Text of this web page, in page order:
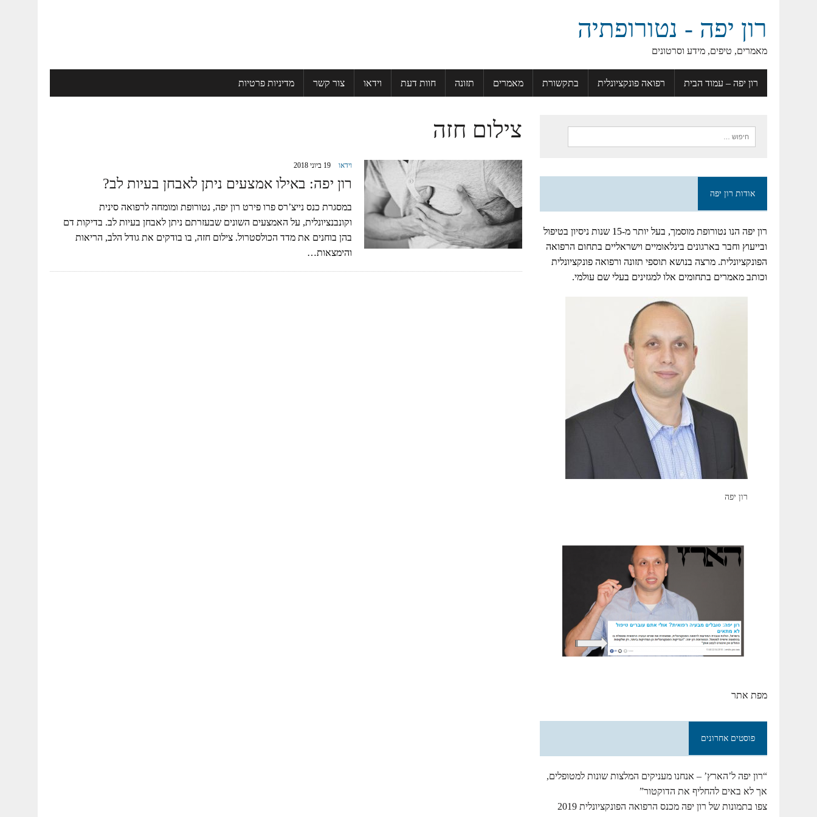
רון יפה - נטורופתיה
מאמרים, טיפים, מידע וסרטונים
רון יפה – עמוד הבית רפואה פונקציונלית בתקשורת מאמרים תזונה חוות דעת וידאו צור קשר מדיניות פרטיות
צילום חזה
וידאו 19 ביוני 2018
רון יפה: באילו אמצעים ניתן לאבחן בעיות לב?
במסגרת כנס נייצ’רס פרו פירט רון יפה, נטורופת ומומחה לרפואה סינית
וקונבנציונלית, על האמצעים השונים שבעזרתם ניתן לאבחן בעיות לב. בדיקות דם
בהן בוחנים את מדד הכולסטרול. צילום חזה, בו בודקים את גודל הלב, הריאות
והימצאות…
אודות רון יפה
רון יפה הנו נטורופת מוסמך, בעל יותר מ-15 שנות ניסיון בטיפול
ובייעוץ וחבר בארגונים בינלאומיים וישראליים בתחום הרפואה
הפונקציונלית. מרצה בנושא תוספי תזונה ורפואה פונקציונלית
וכותב מאמרים בתחומים אלו למגזינים בעלי שם עולמי.
רון יפה
מפת אתר
פוסטים אחרונים
“רון יפה ל’הארץ’ – אנחנו מעניקים המלצות שונות למטופלים,
אך לא באים להחליף את הדוקטור”
צפו בתמונות של רון יפה מכנס הרפואה הפונקציונלית 2019